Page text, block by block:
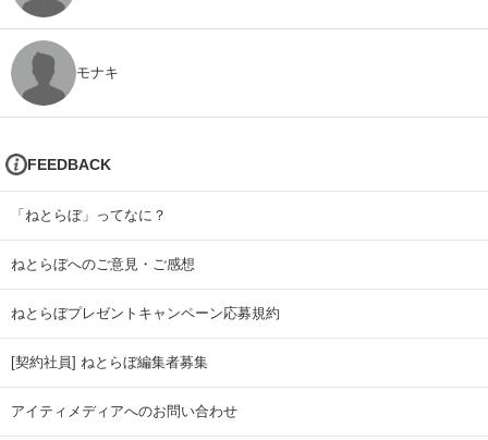
モナキ
FEEDBACK
「ねとらぼ」ってなに？
ねとらぼへのご意見・ご感想
ねとらぼプレゼントキャンペーン応募規約
[契約社員] ねとらぼ編集者募集
アイティメディアへのお問い合わせ